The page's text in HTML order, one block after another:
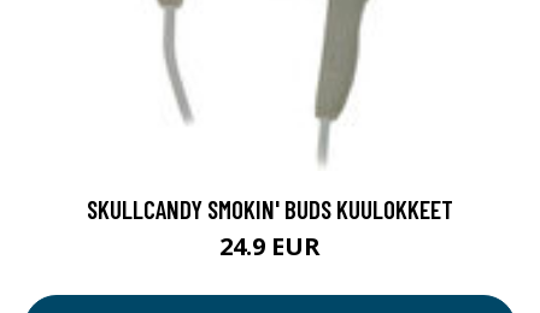
SKULLCANDY SMOKIN' BUDS KUULOKKEET
24.9 EUR